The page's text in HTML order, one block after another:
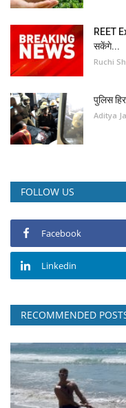
REET
सकेंगे...
Ruchi
पुलिस
Aditya
FOLLOW US
Facebook
Linkedin
RECOMMENDED